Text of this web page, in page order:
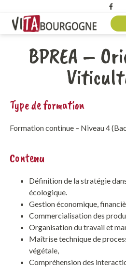
BPREA –
Type de formation
Formation continue – Niveau 4
Contenu
Définition de la stratégie
écologique.
Gestion économique,
Commercialisation des
Organisation du travail et
Maîtrise technique de
végétale,
Compréhension des